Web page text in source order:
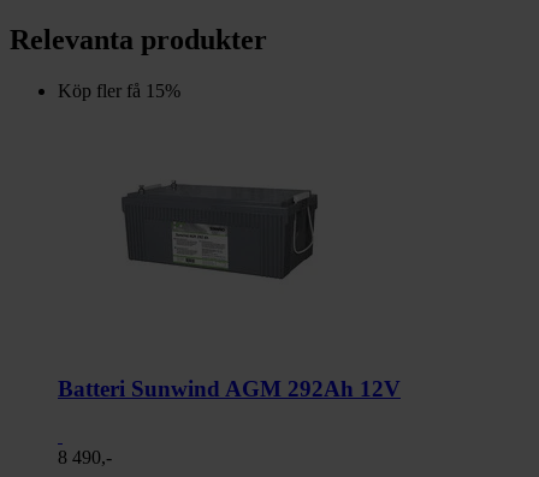
Relevanta produkter
Köp fler få 15%
Batteri Sunwind AGM 292Ah 12V
8 490,-